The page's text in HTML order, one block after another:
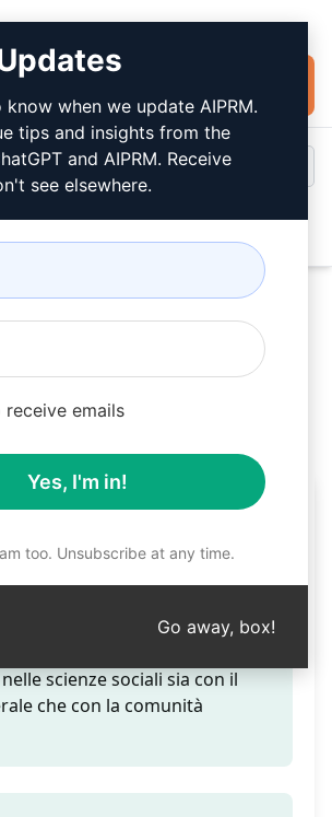
gratuitamente
artificiale
Scrittore competente /
4,250
0 2,018
competente
scienze sociali sia con il
che con la comunità
when we update AIPRM.
tips and insights from the
and AIPRM. Receive
see elsewhere.
receive emails
Yes, I'm in!
too. Unsubscribe at any time.
Go away, box!